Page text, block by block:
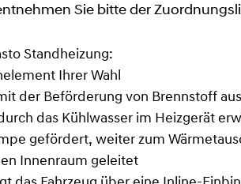
Sie bitte der
Standheizung:
Ihrer Wahl
der Beförderung von Brennstoff
das Kühlwasser im Heizgerät
gefördert, weiter zum
Innenraum geleitet